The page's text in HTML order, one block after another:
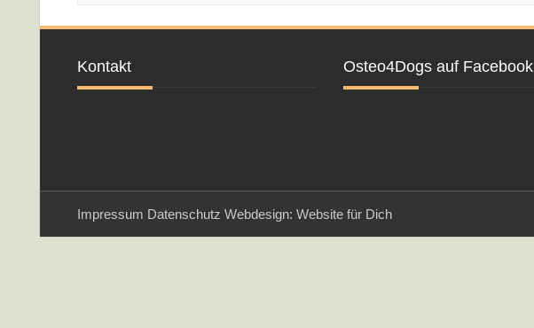
Kontakt Osteo4Dogs auf Facebook
Impressum Datenschutz Webdesign: Website für Dich